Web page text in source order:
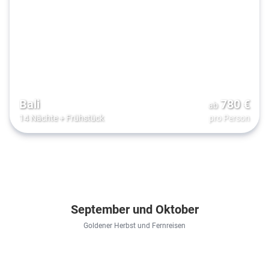
Bali
14 Nächte+ Frühstück
ab 780€
pro Person
September und Oktober
Goldener Herbst und Fernreisen